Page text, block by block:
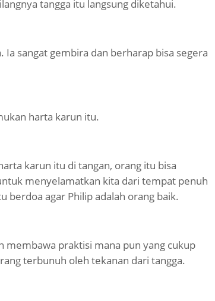
tangga itu langsung diketahui.
sangat gembira dan berharap bisa segera
harta karun itu.
karun itu di tangan, orang itu bisa
menyelamatkan kita dari tempat penuh
berdoa agar Philip adalah orang baik.
membawa praktisi mana pun yang cukup
terbunuh oleh tekanan dari tangga.